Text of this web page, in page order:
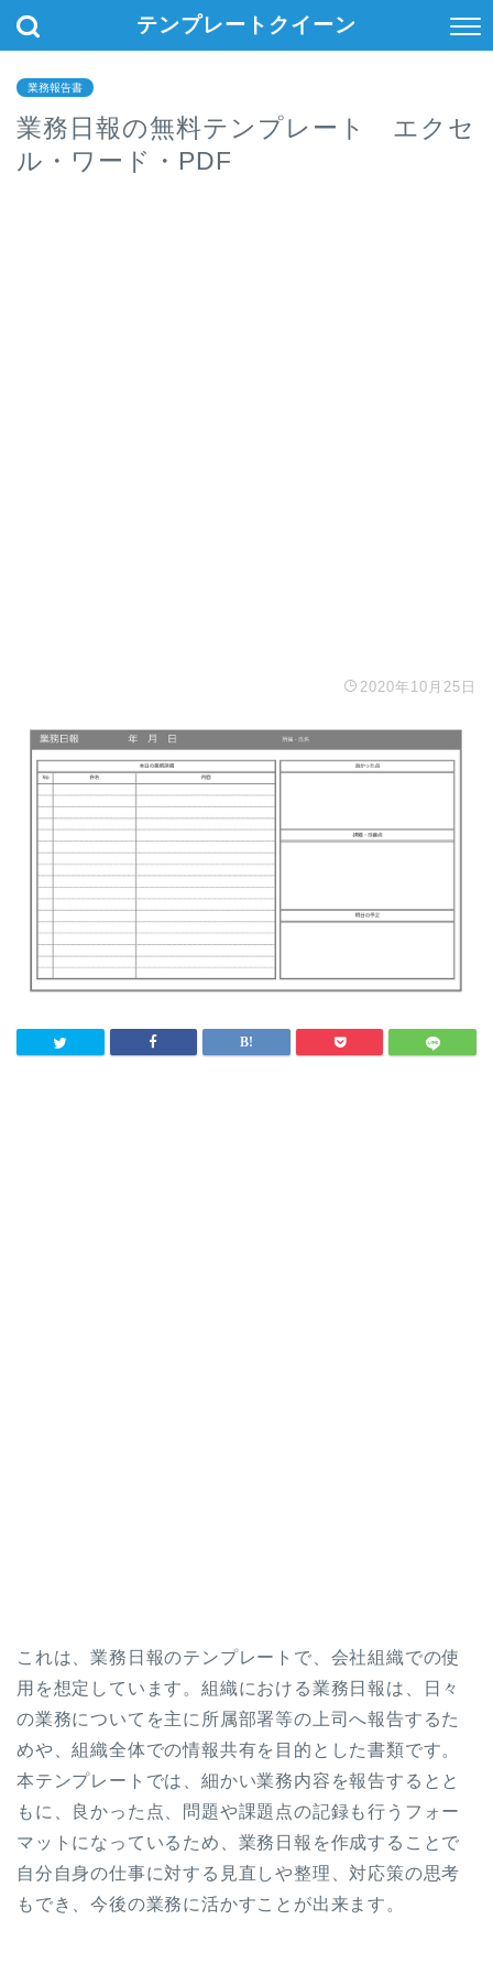
テンプレートクイーン
業務報告書
業務日報の無料テンプレート エクセ
ル・ワード・PDF
2020年10月25日
これは、業務日報のテンプレートで、会社組織での使
用を想定しています。組織における業務日報は、日々
の業務についてを主に所属部署等の上司へ報告するた
めや、組織全体での情報共有を目的とした書類です。
本テンプレートでは、細かい業務内容を報告するとと
もに、良かった点、問題や課題点の記録も行うフォー
マットになっているため、業務日報を作成することで
自分自身の仕事に対する見直しや整理、対応策の思考
もでき、今後の業務に活かすことが出来ます。